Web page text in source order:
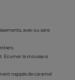
avec ou sans
Ecumer la mousse si
nappés de caramel